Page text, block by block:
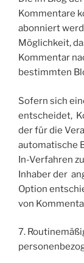
Kommentare
abonniert
Möglichkeit,
Kommentar
bestimmten
Sofern sich
entscheidet,
der für die
automatische
In-Verfahren
Inhaber der
Option
von
7.